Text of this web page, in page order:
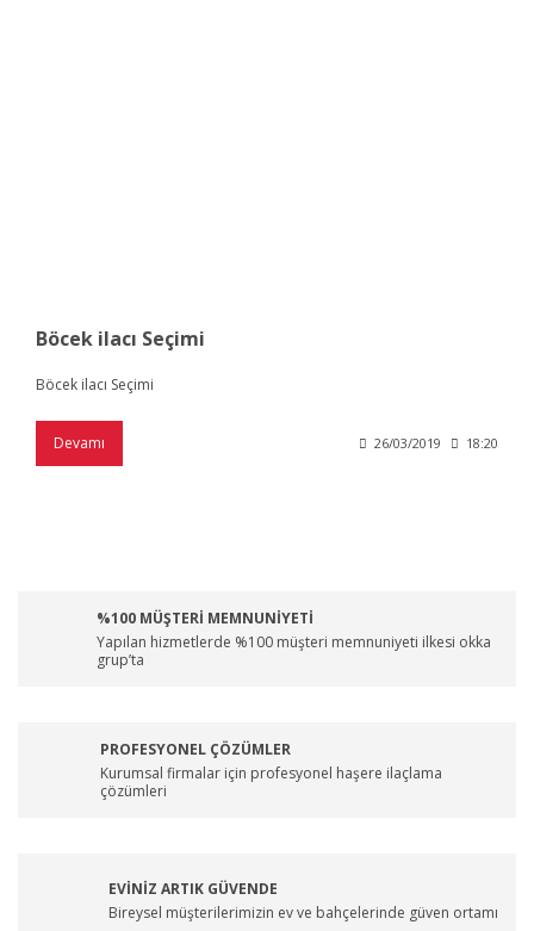
Böcek ilacı Seçimi
Böcek ilacı Seçimi
Devamı 26/03/2019 18:20
%100 MÜŞTERİ MEMNUNİYETİ
Yapılan hizmetlerde %100 müşteri memnuniyeti ilkesi okka
grup’ta
PROFESYONEL ÇÖZÜMLER
Kurumsal firmalar için profesyonel haşere ilaçlama
çözümleri
EVİNİZ ARTIK GÜVENDE
Bireysel müşterilerimizin ev ve bahçelerinde güven ortamı